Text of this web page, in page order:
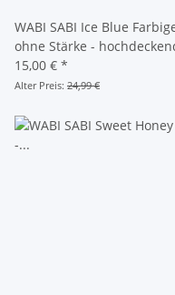
WABI SABI Ice Blue
ohne Stärke -
15,00 € *
Alter Preis: 24,99 €